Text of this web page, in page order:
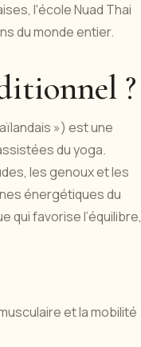
l'école Nuad Thai
du monde entier.
?
») est une
du yoga.
les genoux et les
énergétiques du
qui favorise l’équilibre,
et la mobilité